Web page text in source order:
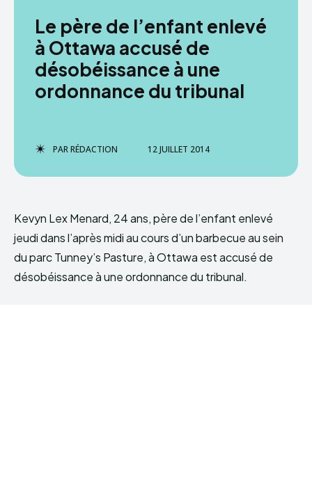
Le père de l’enfant enlevé
à Ottawa accusé de
désobéissance à une
ordonnance du tribunal
PARRÉDACTION 12 JUILLET 2014
Kevyn Lex Menard, 24 ans, père de l’enfant enlevé
jeudi dans l’après midi au cours d’un barbecue au sein
du parc Tunney’s Pasture, à Ottawa est accusé de
désobéissance à une ordonnance du tribunal.